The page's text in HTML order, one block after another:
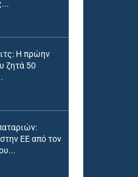
Η πρώην
ζητά 50
ΕΕ από τον